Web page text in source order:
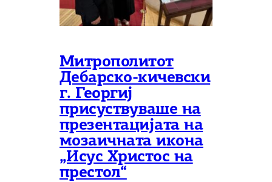
Митрополитот
Дебарско-кичевски
г. Георгиј
присуствуваше на
презентацијата на
мозаичната икона
„Исус Христос на
престол“